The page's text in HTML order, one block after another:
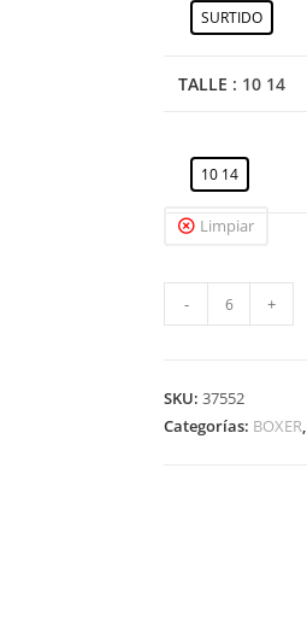
SURTIDO
TALLE : 10 14
10 14
Limpiar
- +
SKU:37552
Categorías: BOXER,